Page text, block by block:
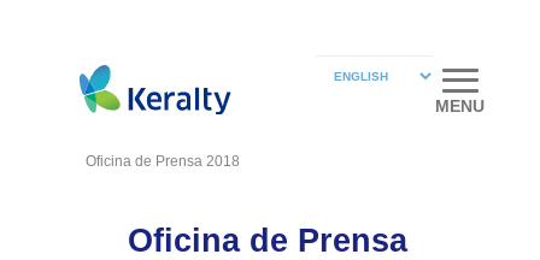
MENU
Oficina de Prensa 2018
Oficina de Prensa